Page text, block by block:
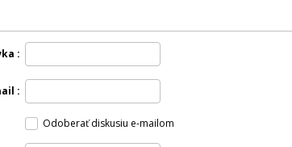
Odoberať diskusiu e-mailom